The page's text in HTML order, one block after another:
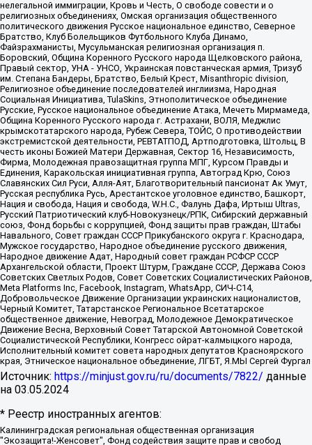
нелегальной иммиграции, Кровь и Честь, О свободе совести и о
религиозных объединениях, Омская организация общественного
политического движения Русское национальное единство, Северное
Братство, Клуб Болельщиков Футбольного Клуба Динамо,
Файзрахманисты, Мусульманская религиозная организация п.
Боровский, Община Коренного Русского народа Щелковского района,
Правый сектор, УНА - УНСО, Украинская повстанческая армия, Тризуб
им. Степана Бандеры, Братство, Белый Крест, Misanthropic division,
Религиозное объединение последователей инглиизма, Народная
Социальная Инициатива, TulaSkins, Этнополитическое объединение
Русские, Русское национальное объединение Атака, Мечеть Мирмамеда,
Община Коренного Русского народа г. Астрахани, ВОЛЯ, Меджлис
крымскотатарского народа, Рубеж Севера, ТОЙС, О противодействии
экстремистской деятельности, РЕВТАТПОД, Артподготовка, Штольц, В
честь иконы Божией Матери Державная, Сектор 16, Независимость,
Фирма, Молодежная правозащитная группа МПГ, Курсом Правды и
Единения, Каракольская инициативная группа, Автоград Крю, Союз
Славянских Сил Руси, Алля-Аят, Благотворительный пансионат Ак Умут,
Русская республика Русь, Арестантское уголовное единство, Башкорт,
Нация и свобода, Нация и свобода, W.H.С., Фалунь Дафа, Иртыш Ultras,
Русский Патриотический клуб-Новокузнецк/РПК, Сибирский державный
союз, Фонд борьбы с коррупцией, Фонд защиты прав граждан, Штабы
Навального, Совет граждан СССР Прикубанского округа г. Краснодара,
Мужское государство, Народное объединение русского движения,
Народное движение Адат, Народный совет граждан РСФСР СССР
Архангельской области, Проект Штурм, Граждане СССР, Держава Союз
Советских Светлых Родов, Совет Советских Социалистических Районов,
Meta Platforms Inc, Facebook, Instagram, WhatsApp, СИЧ-С14,
Добровольческое Движение Организации украинских националистов,
Черный Комитет, Татарстанское Региональное Всетатарское
общественное движение, Невоград, Молодежное Демократическое
Движение Весна, Верховный Совет Татарской Автономной Советской
Социалистической Республики, Конгресс ойрат-калмыцкого народа,
Исполнительный комитет совета народных депутатов Красноярского
края, Этническое национальное объединение, ЛГБТ, Я.МЫ Сергей Фургал
Источник: https://minjust.gov.ru/ru/documents/7822/ данные
на 03.05.2024
* Реестр иностранных агентов:
Калининградская региональная общественная организация "Экозащита!-Женсовет", Фонд содействия защите прав и свобод граждан "Общественный вердикт", Фонд "Институт Развития Свободы Информации", Частное учреждение "Информационное агентство МЕМО. РУ", Региональная общественная организация "Общественная комиссия по сохранению наследия академика Сахарова", Фонд поддержки свободы прессы, Санкт-Петербургская общественная правозащитная организация "Гражданский контроль", Межрегиональная общественная организация "Информационно-просветительский центр "Мемориал", Региональный Фонд "Центр Защиты Прав Средств Массовой Информации", с 05.12.2023 Фонд "Центр Защиты Прав Средств массовой информации", Региональная общественная благотворительная организация помощи беженцам и мигрантам "Гражданское содействие", Негосударственное образовательное учреждение дополнительного профессионального образования (повышение квалификации) специалистов "АКАДЕМИЯ ПО ПРАВАМ ЧЕЛОВЕКА", Свердловская региональная общественная организация "Сутяжник", Автономная некоммерческая организация "Центр независимых социологических исследований", Союз общественных объединений "Российский исследовательский центр по правам человека", Региональное общественное учреждение научно-информационный центр "МЕМОРИАЛ", Некоммерческая организация "Фонд защиты гласности", Автономная некоммерческая организация "Институт прав человека", Городская общественная организация "Екатеринбургское общество "МЕМОРИАЛ", Городская общественная организация "Рязанское историко-просветительское и правозащитное общество "Мемориал" (Рязанский Мемориал), Челябинский региональный орган общественной самодеятельности – женское общественное объединение "Женщины Евразии", Челябинский региональный орган общественной самодеятельности "Уральская правозащитная группа", Фонд содействия защите здоровья и социальной справедливости имени Андрея Рылькова, Автономная Некоммерческая Организация "Аналитический Центр Юрия Левады", Автономная некоммерческая организация социальной поддержки населения "Проект Апрель", Региональная общественная организация помощи женщинам и детям, находящимся в кризисной ситуации "Информационно-методический центр "Анна", Фонд содействия развитию массовых коммуникаций и правовому просвещению "Так-так-Так", Фонд содействия устойчивому развитию "Серебряная тайга", Свердловский региональный общественный фонд социальных проектов "Новое время", "Idel.Реалии", Кавказ.Реалии, Крым.Реалии, Телеканал Настоящее Время, Татаро-башкирская служба Радио Свобода (Azatliq Radiosi), Радио Свободная Европа/Радио Свобода (PCE/PC), "Сибирь.Реалии", "Фактограф", Благотворительный фонд помощи осужденным и их семьям, Автономная некоммерческая организация "Институт глобализации и социальных движений", Фонд "В защиту прав заключенных", Частное учреждение "Центр поддержки и содействия развитию средств массовой информации", Пензенский региональный общественный благотворительный фонд "Гражданский союз", "Север.Реалии", Некоммерческая организация Фонд "Правовая инициатива", Общество с ограниченной ответственностью "Радио Свободная Европа/Радио Свобода", Чешское информационное агентство "MEDIUM-ORIENT", Красноярская региональная общественная организация "Мы против СПИДа", Камалягин Денис Николаевич, Маркелов Сергей Евгеньевич, Пономарев Лев Александрович, Савицкая Людмила Алексеевна, Автономная некоммерческая организация "Центр по работе с проблемой насилия "НАСИЛИЮ.НЕТ", Межрегиональный профессиональный союз работников здравоохранения "Альянс врачей", Юридическое лицо, зарегистрированное в Латвийской Республике, SIA "Medusa Project" (регистрационный номер 40103797863, дата регистрации 10.06.2014), Некоммерческая организация "Фонд по борьбе с коррупцией", Автономная некоммерческая организация "Институт права и публичной политики", Баданин Роман Сергеевич, Гликин Максим Александрович, Железнова Мария Михайловна, Лукьянова Юлия Сергеевна, Маетная Елизавета Витальевна, Маняхин Петр Борисович, Чуракова Ольга Владимировна, Ярош Юлия Петровна, Юридическое лицо "The Insider SIA", зарегистрированное в Риге, Латвийская Республика (дата регистрации 26.06.2015), являющееся администратором доменного имени интернет-издания "The Insider SIA", https://theins.ru, Постернак Алексей Евгеньевич, Рубин Михаил Аркадьевич, Анин Роман Александрович, Юридическое лицо Istories fonds, зарегистрированное в Латвийской Республике (регистрационный номер 50008295751, дата регистрации 24.02.2020), Великовский Дмитрий Александрович, Долинина Ирина Николаевна, Мароховская Алеся Алексеевна, Шлейнов Роман Юрьевич, Шмагун Олеся Валентиновна, Общество с ограниченной ответственностью "Альтаир 2021", Общество с ограниченной ответственностью "Вега 2021", Общество с ограниченной ответственностью "Главный редактор 2021", Общество с ограниченной ответственностью "Ромашки монолит", Важенков Артем Валерьевич, Ивановская областная общественная организация "Центр гендерных исследований", Гурман Юрий Альбертович, Медиапроект "ОВД-Инфо", Егоров Владимир Владимирович, Жилинский Владимир Александрович, Общество с ограниченной ответственностью "ЗП", Иванова София Юрьевна, Карезина Инна Павловна, Кильтау Екатерина Викторовна, Петров Алексей Викторович, Пискунов Сергей Евгеньевич, Смирнов Сергей Сергеевич, Тихонов Михаил Сергеевич, Общество с ограниченной ответственностью "ЖУРНАЛИСТ-ИНОСТРАННЫЙ АГЕНТ", Арапова Галина Юрьевна, Вольтская Татьяна Анатольевна, Американская компания "Mason G.E.S. Anonymous Foundation" (США), являющаяся владельцем интернет-издания https://mnews.world/, Компания "Stichting Bellingcat", зарегистрированная в Нидерландах (дата регистрации 11.07.2018), Захаров Андрей Вячеславович, Клепиковская Екатерина Дмитриевна, Общество с ограниченной ответственностью "МЕМО", Перл Роман Александрович, Симонов Евгений Алексеевич, Соловьева Елена Анатольевна, Сотников Даниил Владимирович, Сурначева Елизавета Дмитриевна, Автономная некоммерческая организация по защите прав человека и информированию населения "Якутия – Наше Мнение", Общество с ограниченной ответственностью "Москоу диджитал медиа", с 26.01.2023 Общество с ограниченной ответственностью "Чайка Белые сады", Ветошкина Валерия Валерьевна, Заговора Максим Александрович, Межрегиональное общественное движение "Российская ЛГБТ - сеть", Оленичев Максим Владимирович, Павлов Иван Юрьевич, Скворцова Елена Сергеевна, Общество с ограниченной ответственностью "Как бы инагент", Кочетков Игорь Викторович, Общество с ограниченной ответственностью "Честные выборы", Еланчик Олег Александрович, Общество с ограниченной ответственностью "Нобелевский призыв", Гималова Регина Эмилевна, Григорьев Андрей Валерьевич, Григорьева Алина Александровна, Ассоциация по содействию защите прав призывников, альтернативнослужащих и военнослужащих "Правозащитная группа "Гражданин.Армия.Право", Хисамова Регина Фаритовна, Автономная некоммерческая организация по реализации социально-правовых программ "Лилит", Дальневосточное общественное движение "Маяк", Санкт-Петербургская ЛГБТ-инициативная группа "Выход", Инициативная группа ЛГБТ+ "Реверс", Алексеев Андрей Викторович, Бекбулатова Таисия Львовна, Беляев Иван Михайлович, Владыкина Елена Сергеевна, Гельман Марат Александрович, Никульшина Вероника Юрьевна, Толоконникова Надежда Андреевна, Шендерович Виктор Анатольевич, Общество с ограниченной ответственностью "Данное сообщение", Общество с ограниченной ответственностью Издательский дом "Новая глава", Айнбиндер Александра Александровна, Московский комьюнити-центр для ЛГБТ+инициатив, Благотворительный фонд развития филантропии, Deutsche Welle (Германия, Kurt-Schumacher-Strasse 3, 53113 Bonn), Борзунова Мария Михайловна, Воробьев Виктор Викторович, Голубева Анна Львовна, Константинова Алла Михайловна, Малкова Ирина Владимировна, Мурадов Мурад Абдулгалимович, Осетинская Елизавета Николаевна, Понасенков Евгений Николаевич, Ганапольский Матвей Юрьевич, Киселев Евгений Алексеевич, Борухович Ирина Григорьевна, Дремин Иван Тимофеевич, Дубровский Дмитрий Викторович, Красноярская региональная общественная организация поддержки и развития альтернативных образовательных технологий и межкультурных коммуникаций "ИНТЕРРА", Маяковская Екатерина Алексеевна, Фейгин Марк Захарович, Филимонов Андрей Викторович, Дзугкоева Регина Николаевна, Доброхотов Роман Александрович, Дудь Юрий Александрович, Елкин Сергей Владимирович, Кругликов Кирилл Игоревич, Сабунаева Мария Леонидовна, Семенов Алексей Владимирович, Шаинян Карен Багратович, Шульман Екатерина Михайловна, Асафьев Артур Валерьевич, Вахштайн Виктор Семенович, Венедиктов Алексей Алексеевич, Лушникова Екатерина Евгеньевна, Волков Леонид Михайлович, Невзоров Александр Глебович, Пархоменко Сергей Борисович, Сироткин Ярослав Николаевич, Кара-Мурза Владимир Владимирович, Баранова Наталья Владимировна, Гозман Леонид Яковлевич, Кагарлицкий Борис Юльевич, Климарев Михаил Валерьевич, Милов Владимир Станиславович, Автономная некоммерческая организация Краснодарский центр современного искусства "Типография", Моргенштерн Алишер Тагирович, Соболь Любовь Эдуардовна, Общество с ограниченной ответственностью "ЛИЗА НОРМ", Каспаров Гарри Кимович, Ходорковский Михаил Борисович, Общество с ограниченной ответственностью "Апрельские тезисы", Данилович Ирина Брониславовна, Кашин Олег Владимирович, Петров Николай Владимирович, Пивоваров Алексей Владимирович, Соколов Михаил Владимирович, Цветкова Юлия Владимировна, Чичваркин Евгений Александрович, Комитет против пыток/Команда против пыток, Общество с ограниченной ответственностью "Первый научный", Общество с ограниченной ответственностью "Вертолет и ко", Белоцерковская Вероника Борисовна, Кац Максим Евгеньевич, Лазарева Татьяна Юрьевна, Шаведдинов Руслан Табризович, Яшин Илья Валерьевич, Общество с ограниченной ответственностью "Иноагент ААВ", Алешковский Дмитрий Петрович, Альбац Евгения Марковна, Быков Дмитрий Львович, Галямина Юлия Евгеньевна, Лойко Сергей Леонидович, Мартынов Кирилл Константинович, Медведев Сергей Александрович, Крашенинников Федор Геннадиевич, Гордеева Катерина Вл